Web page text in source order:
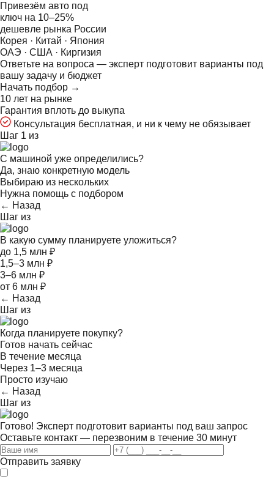
Привезём авто под
ключ на 10–25%
дешевле рынка России
Корея · Китай · Япония
ОАЭ · США · Киргизия
Ответьте на вопроса — эксперт подготовит варианты под
вашу задачу и бюджет
Начать подбор →
10 лет на рынке
Гарантия вплоть до выкупа
Консультация бесплатная, и ни к чему не обязывает
Шаг 1 из
С машиной уже определились?
Да, знаю конкретную модель
Выбираю из нескольких
Нужна помощь с подбором
← Назад
Шаг из
В какую сумму планируете уложиться?
до 1,5 млн ₽
1,5–3 млн ₽
3–6 млн ₽
от 6 млн ₽
← Назад
Шаг из
Когда планируете покупку?
Готов начать сейчас
В течение месяца
Через 1–3 месяца
Просто изучаю
← Назад
Шаг из
Готово! Эксперт подготовит варианты под ваш запрос
Оставьте контакт — перезвоним в течение 30 минут
Отправить заявку